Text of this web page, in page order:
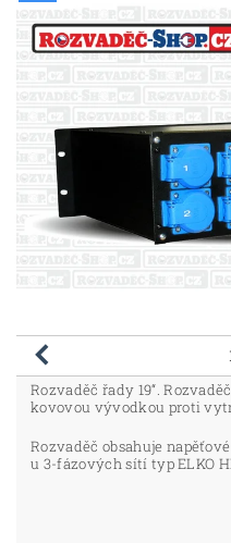
Rozvaděč řady 19“.
kovovou vývodkou proti
Rozvaděč obsahuje
u 3-fázových sítí typ ELKO